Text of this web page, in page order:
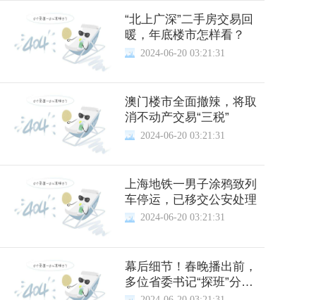
“北上广深”二手房交易回
暖，年底楼市怎样看？
2024-06-20 03:21:31
澳门楼市全面撤辣，将取
消不动产交易“三税”
2024-06-20 03:21:31
上海地铁一男子涂鸦致列
车停运，已移交公安处理
2024-06-20 03:21:31
幕后细节！春晚播出前，
多位省委书记“探班”分会